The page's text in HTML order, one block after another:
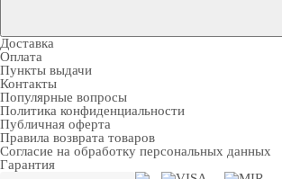
Доставка
Оплата
Пункты выдачи
Контакты
Популярные вопросы
Политика конфиденциальности
Публичная оферта
Правила возврата товаров
Согласие на обработку персональных данных
Гарантия